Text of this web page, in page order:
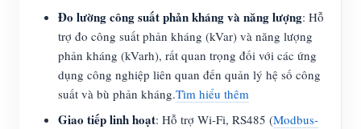
Đo lường công suất phản kháng và năng lượng: Hỗ
trợ đo công suất phản kháng (kVar) và năng lượng
phản kháng (kVarh), rất quan trọng đối với các ứng
dụng công nghiệp liên quan đến quản lý hệ số công
suất và bù phản kháng.Tìm hiểu thêm
Giao tiếp linh hoạt: Hỗ trợ Wi-Fi, RS485 (Modbus-